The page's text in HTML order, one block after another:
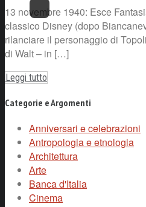
13 novembre 1940: Esce
classico Disney (dopo
rilanciare il personaggio di
di Walt – in […]
Leggi tutto
Categorie e Argomenti
Anniversari e celebrazioni
Antropologia e etnologia
Architettura
Arte
Banca d'Italia
Cinema